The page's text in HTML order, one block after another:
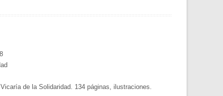
de la Solidaridad. 134 páginas, ilustraciones.